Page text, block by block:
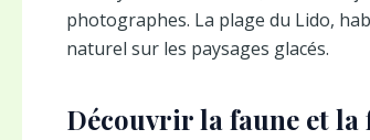
photographes. La plage du Lido,
naturel sur les paysages glacés.
Découvrir la faune et